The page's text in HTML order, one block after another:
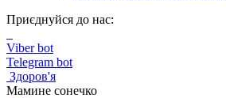
Приєднуйся до нас:
Viber bot
Telegram bot
Здоров'я
Мамине сонечко